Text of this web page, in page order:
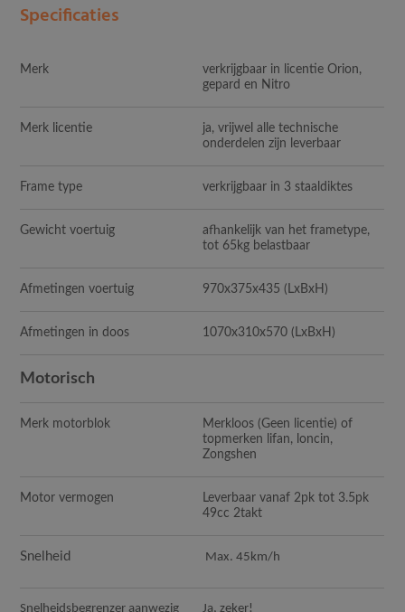
Specificaties
Merk
verkrijgbaar in licentie Orion,
gepard en Nitro
Merk licentie
ja, vrijwel alle technische
onderdelen zijn leverbaar
Frame type verkrijgbaar in 3 staaldiktes
Gewicht voertuig
afhankelijk van het frametype,
tot 65kg belastbaar
Afmetingen voertuig 970x375x435 (LxBxH)
Afmetingen in doos 1070x310x570 (LxBxH)
Motorisch
Merk motorblok
Merkloos (Geen licentie) of
topmerken lifan, loncin,
Zongshen
Motor vermogen
Leverbaar vanaf 2pk tot 3.5pk
49cc 2takt
Snelheid Max. 45km/h
Snelheidsbegrenzer aanwezig Ja, zeker!